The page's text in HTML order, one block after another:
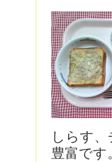
しらす
豊富で